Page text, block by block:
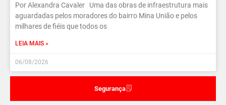
Segurança
Por Alexandra Cavaler Uma das obras de infraestrutura mais
aguardadas pelos moradores do bairro Mina União e pelos
milhares de fiéis que todos os
LEIA MAIS »
06/08/2026